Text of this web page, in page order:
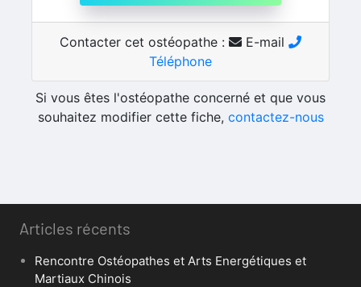
Contacter cet ostéopathe :
E-mail
Téléphone
Si vous êtes l'ostéopathe concerné et que vous
souhaitez modifier cette fiche, contactez-nous
Articles récents
Rencontre Ostéopathes et Arts Energétiques et
Martiaux Chinois